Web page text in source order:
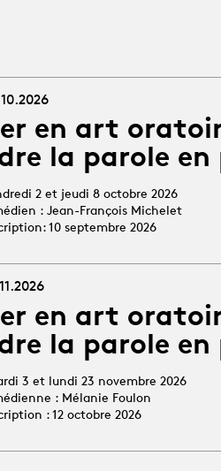
en art
la parole
2 et jeudi 8 octobre 2026
: Jean-François Michelet
10 septembre 2026
en art
la parole
3 et lundi 23 novembre 2026
: Mélanie Foulon
: 12 octobre 2026